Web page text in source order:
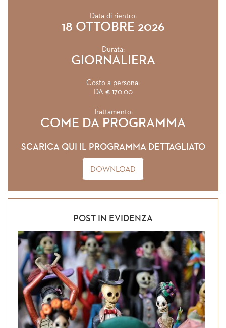
Data di rientro:
18 OTTOBRE 2026
Durata:
GIORNALIERA
Costo a persona:
DA € 170,00
Trattamento:
COME DA PROGRAMMA
SCARICA QUI IL PROGRAMMA DETTAGLIATO
DOWNLOAD
POST IN EVIDENZA